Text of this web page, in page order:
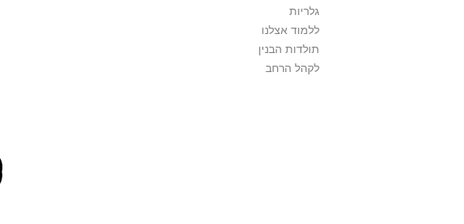
גלריות
ללמוד אצלנו
תולדות הבנין
לקהל הרחב